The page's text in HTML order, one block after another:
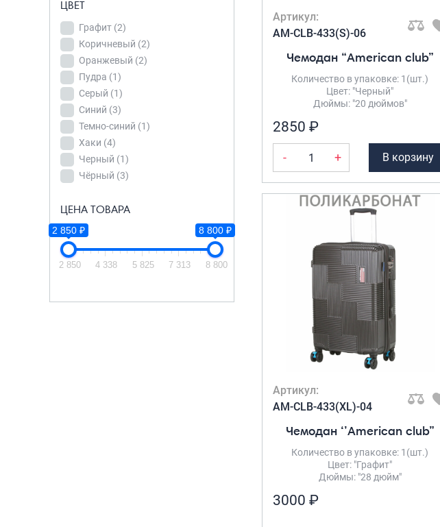
кодовый замок
TSA (10)
УВЕЛИЧЕНИЕ
ОБЪЕМА
Да (20)
ВЕСОВАЯ
КАТЕГОРИЯ
Суперлёгкие (1.5
~ 4.5кг)
ЦВЕТ
ЦВЕТ
Графит (2)
Коричневый (2)
Оранжевый (2)
Пудра (1)
Серый (1)
Синий (3)
Темно-синий (1)
Хаки (4)
Черный (1)
Чёрный (3)
ЦЕНА ТОВАРА
2 850 ₽ 8 800 ₽
2 850 4 338 5 825 7 313 8 800
Артикул:
AM-CLB-433(S)-06
Чемодан “American club”
Количество в упаковке: 1(шт.)
Цвет: "Черный"
Дюймы: "20 дюймов"
2850 ₽
- + В корзину
Артикул:
AM-CLB-433(XL)-04
Чемодан ‘’American club”
Количество в упаковке: 1(шт.)
Цвет: "Графит"
Дюймы: "28 дюйм"
3000 ₽